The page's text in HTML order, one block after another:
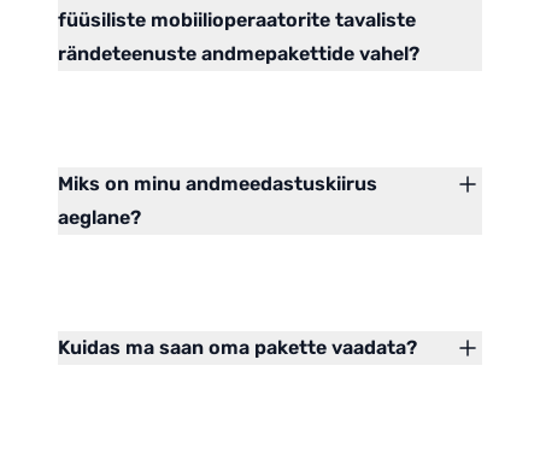
füüsiliste mobiilioperaatorite tavaliste
rändeteenuste andmepakettide vahel?
Miks on minu andmeedastuskiirus
aeglane?
Kuidas ma saan oma pakette vaadata?